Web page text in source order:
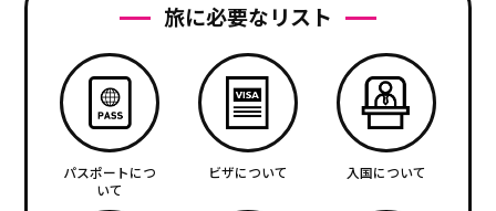
旅に必要なリスト
パスポートにつ
いて
ビザについて 入国について